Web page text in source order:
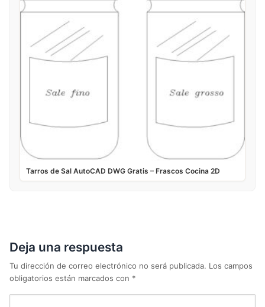
Tarros de Sal AutoCAD DWG Gratis – Frascos Cocina 2D
Deja una respuesta
Tu dirección de correo electrónico no será publicada. Los campos
obligatorios están marcados con *